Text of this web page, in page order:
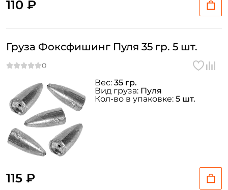
110 ₽
Груза Фоксфишинг Пуля 35 гр. 5 шт.
115 ₽
Вес: 35 гр.
Вид груза: Пуля
Кол-во в упаковке: 5 шт.
Создать аккаунт
ФИО: *
Email: *